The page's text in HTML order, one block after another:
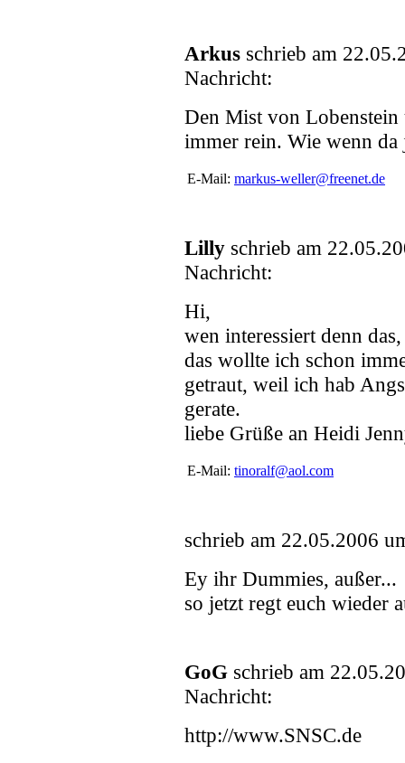
Arkus schrieb am
Nachricht:
Den Mist von Lobenstein
immer rein. Wie wenn
E-Mail: markus-weller@freenet.de
Lilly schrieb am
Nachricht:
Hi,
wen interessiert denn
das wollte ich schon
getraut, weil ich hab
gerate.
liebe Grüße an Heidi
E-Mail: tinoralf@aol.com
schrieb am 22.05.2006
Ey ihr Dummies, außer...
so jetzt regt euch wieder
GoG schrieb am
Nachricht:
http://www.SNSC.de